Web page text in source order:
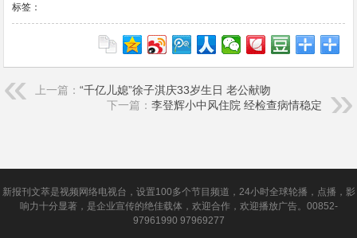
标签：
上一篇：“千亿儿媳”徐子淇庆33岁生日 老公献吻
下一篇： 李登辉小中风住院 经检查病情稳定
新报刊文萃是视频网络电视台，设置100多个节目频道，24小时全球轮播，点播，影
响力十分显著，是企业宣传的绝佳载体，欢迎合作，欢迎播放广告。00852-
97961990 97969277